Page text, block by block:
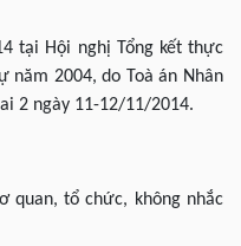
tại Hội nghị Tổng kết thực
năm 2004, do Toà án Nhân
2 ngày 11-12/11/2014.
quan, tổ chức, không nhắc